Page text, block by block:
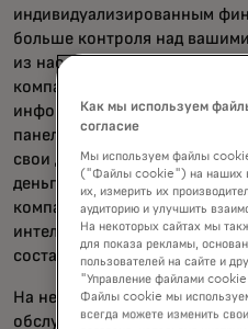
индивидуализированным
больше контроля над
из нас имеют счета в
компаниях. Открытый
информацию по всем этим
панель управления в
свои деньги в одном месте.
деньги более разумными:
компании, такие как Bunq,
интеллект, чтобы
составления бюджета и
На некоторых рынках
обслуживание включает в
Как мы используем
согласие
Мы используем файлы
("Файлы cookie") на наших
их, измерить их
аудиторию и улучшить
На некоторых сайтах мы
для показа рекламы,
пользователей на сайте и
"Управление файлами
Файлы cookie мы
всегда можете изменить